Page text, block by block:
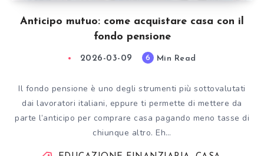
Anticipo mutuo: come acquistare casa con il
fondo pensione
2026-03-09 6 Min Read
Il fondo pensione è uno degli strumenti più sottovalutati
dai lavoratori italiani, eppure ti permette di mettere da
parte l’anticipo per comprare casa pagando meno tasse di
chiunque altro. Eh…